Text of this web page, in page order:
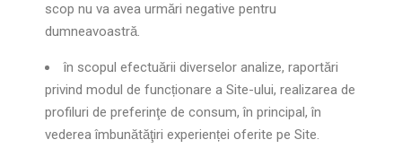
scop nu va avea urmări negative pentru
dumneavoastră.
în scopul efectuării diverselor analize, raportări
privind modul de funcționare a Site-ului, realizarea de
profiluri de preferinţe de consum, în principal, în
vederea îmbunătăţiri experienței oferite pe Site.